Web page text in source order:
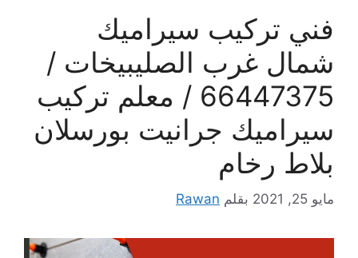
فني تركيب سيراميك
شمال غرب الصليبيخات /
66447375 / معلم تركيب
سيراميك جرانيت بورسلان
بلاط رخام
مايو 25, 2021 بقلم Rawan